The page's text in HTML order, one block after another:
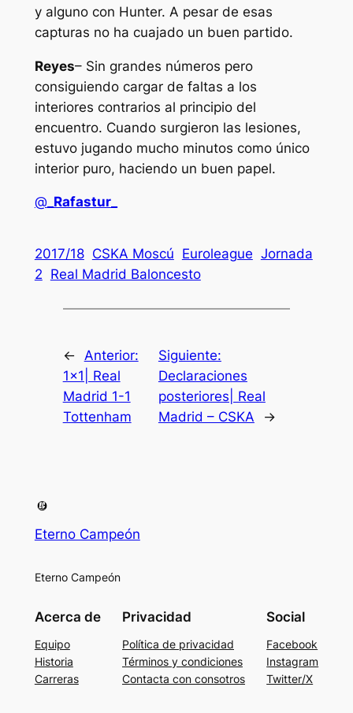
y alguno con Hunter. A pesar de esas
capturas no ha cuajado un buen partido.
Reyes– Sin grandes números pero
consiguiendo cargar de faltas a los
interiores contrarios al principio del
encuentro. Cuando surgieron las lesiones,
estuvo jugando mucho minutos como único
interior puro, haciendo un buen papel.
@ _Rafastur_
2017/18 CSKA Moscú Euroleague Jornada
2 Real Madrid Baloncesto
← Anterior:
1×1| Real
Madrid 1-1
Tottenham
Siguiente:
Declaraciones
posteriores| Real
Madrid – CSKA
→
Eterno Campeón
Eterno Campeón
Acerca de
Equipo
Historia
Carreras
Privacidad
Política de privacidad
Términos y condiciones
Contacta con consotros
Social
Facebook
Instagram
Twitter/X